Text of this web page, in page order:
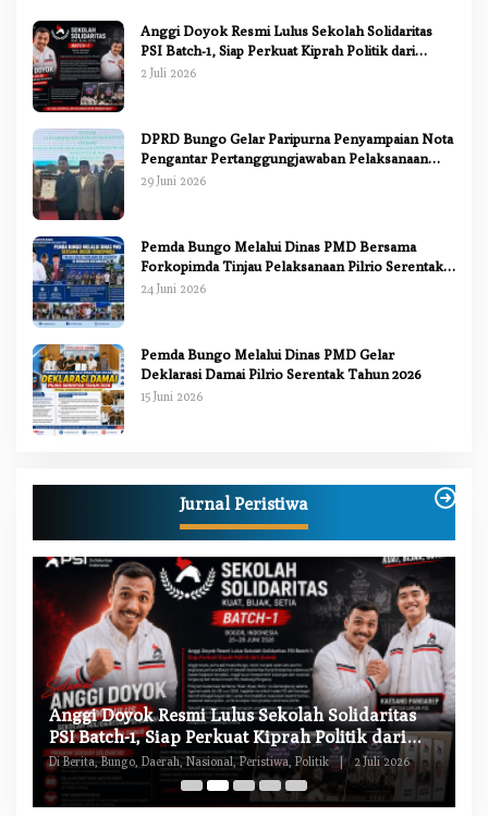
Anggi Doyok Resmi Lulus Sekolah Solidaritas
PSI Batch-1, Siap Perkuat Kiprah Politik dari
Daerah
2 Juli 2026
DPRD Bungo Gelar Paripurna Penyampaian Nota
Pengantar Pertanggungjawaban Pelaksanaan
APBD 2025
29 Juni 2026
Pemda Bungo Melalui Dinas PMD Bersama
Forkopimda Tinjau Pelaksanaan Pilrio Serentak
2026
24 Juni 2026
Pemda Bungo Melalui Dinas PMD Gelar
Deklarasi Damai Pilrio Serentak Tahun 2026
15 Juni 2026
Jurnal Peristiwa
Anggi Doyok Resmi Lulus Sekolah Solidaritas
PSI Batch-1, Siap Perkuat Kiprah Politik dari
Daerah
Di Berita, Bungo, Daerah, Nasional, Peristiwa, Politik | 2 Juli 2026